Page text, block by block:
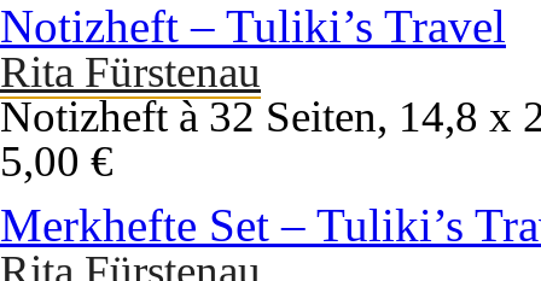
Notizheft – Tuliki’s Travel
Rita Fürstenau
Notizheft à 32 Seiten, 14,8 x
5,00 €
Merkhefte Set – Tuliki’s
Rita Fürstenau